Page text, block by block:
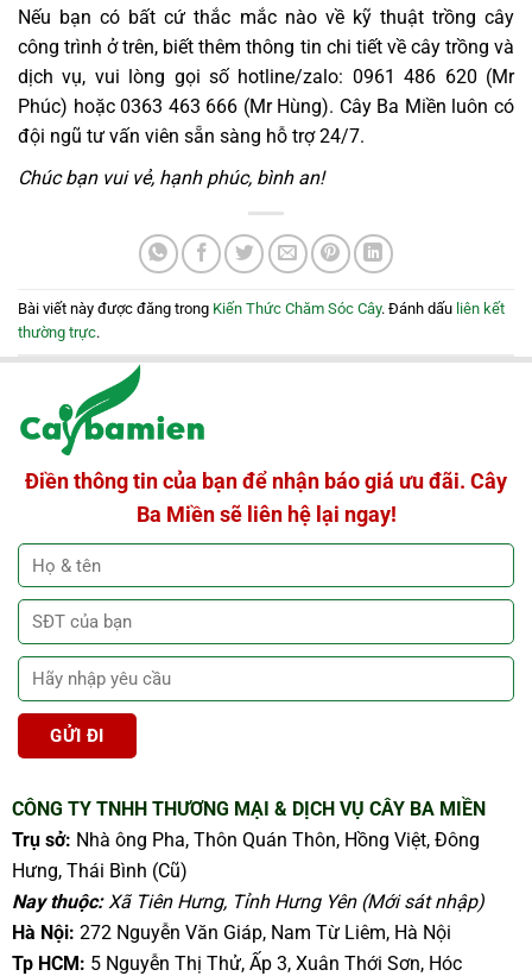
Nếu bạn có bất cứ thắc mắc nào về kỹ thuật trồng cây
công trình ở trên, biết thêm thông tin chi tiết về cây trồng và
dịch vụ, vui lòng gọi số hotline/zalo: 0961 486 620 (Mr
Phúc) hoặc 0363 463 666 (Mr Hùng). Cây Ba Miền luôn có
đội ngũ tư vấn viên sẵn sàng hỗ trợ 24/7.
Chúc bạn vui vẻ, hạnh phúc, bình an!
Bài viết này được đăng trong Kiến Thức Chăm Sóc Cây. Đánh dấu liên kết
thường trực.
Điền thông tin của bạn để nhận báo giá ưu đãi. Cây
Ba Miền sẽ liên hệ lại ngay!
CÔNG TY TNHH THƯƠNG MẠI & DỊCH VỤ CÂY BA MIỀN
Trụ sở: Nhà ông Pha, Thôn Quán Thôn, Hồng Việt, Đông
Hưng, Thái Bình (Cũ)
Nay thuộc:Xã Tiên Hưng, Tỉnh Hưng Yên (Mới sát nhập)
Hà Nội: 272 Nguyễn Văn Giáp, Nam Từ Liêm, Hà Nội
Tp HCM: 5 Nguyễn Thị Thử, Ấp 3, Xuân Thới Sơn, Hóc